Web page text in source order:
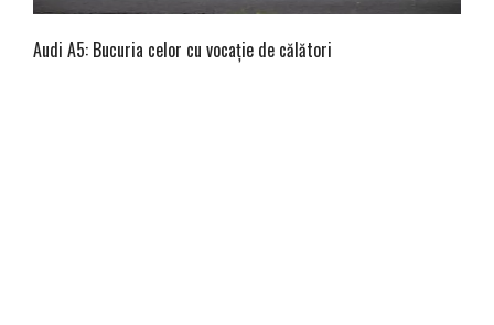
Audi A5: Bucuria celor cu vocație de călători